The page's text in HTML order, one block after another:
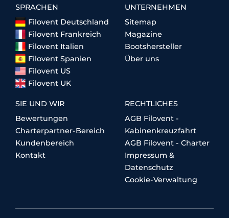
SPRACHEN
Filovent Deutschland
Filovent Frankreich
Filovent Italien
Filovent Spanien
Filovent US
Filovent UK
UNTERNEHMEN
Sitemap
Magazine
Bootshersteller
Über uns
SIE UND WIR
Bewertungen
Charterpartner-Bereich
Kundenbereich
Kontakt
RECHTLICHES
AGB Filovent -
Kabinenkreuzfahrt
AGB Filovent - Charter
Impressum &
Datenschutz
Cookie-Verwaltung